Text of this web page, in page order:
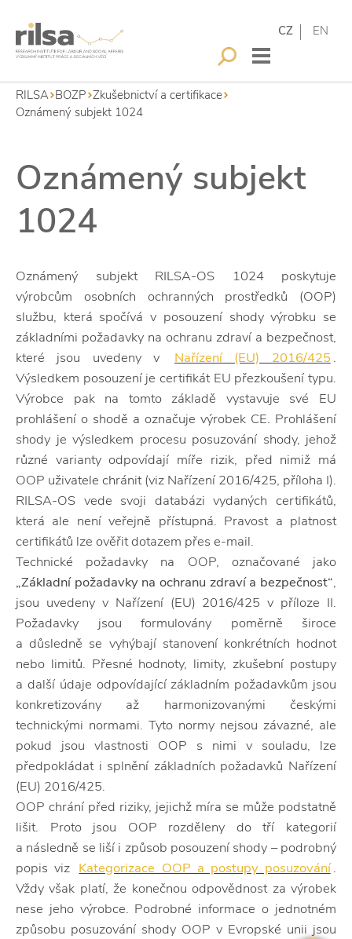
CZ EN
RILSA BOZP Zkušebnictví a certifikace
Oznámený subjekt 1024
Oznámený subjekt
1024
Oznámený subjekt RILSA-OS 1024 poskytuje
výrobcům osobních ochranných prostředků (OOP)
službu, která spočívá v posouzení shody výrobku se
základními požadavky na ochranu zdraví a bezpečnost,
které jsou uvedeny v
Nařízení (EU) 2016/425 .
Výsledkem posouzení je certifikát EU přezkoušení typu.
Výrobce pak na tomto základě vystavuje své EU
prohlášení o shodě a označuje výrobek CE. Prohlášení
shody je výsledkem procesu posuzování shody, jehož
různé varianty odpovídají míře rizik, před nimiž má
OOP uživatele chránit (viz Nařízení 2016/425, příloha I).
RILSA-OS vede svoji databázi vydaných certifikátů,
která ale není veřejně přístupná. Pravost a platnost
certifikátů lze ověřit dotazem přes e-mail.
Technické požadavky na OOP, označované jako
„Základní požadavky na ochranu zdraví a bezpečnost“,
jsou uvedeny v Nařízení (EU) 2016/425 v příloze II.
Požadavky jsou formulovány poměrně široce
a důsledně se vyhýbají stanovení konkrétních hodnot
nebo limitů. Přesné hodnoty, limity, zkušební postupy
a další údaje odpovídající základním požadavkům jsou
konkretizovány až harmonizovanými českými
technickými normami. Tyto normy nejsou závazné, ale
pokud jsou vlastnosti OOP s nimi v souladu, lze
předpokládat i splnění základních požadavků Nařízení
(EU) 2016/425.
OOP chrání před riziky, jejichž míra se může podstatně
lišit. Proto jsou OOP rozděleny do tří kategorií
a následně se liší i způsob posouzení shody – podrobný
popis viz Kategorizace OOP a postupy posuzování.
Vždy však platí, že konečnou odpovědnost za výrobek
nese jeho výrobce. Podrobné informace o jednotném
způsobu posuzování shody OOP v Evropské unii jsou